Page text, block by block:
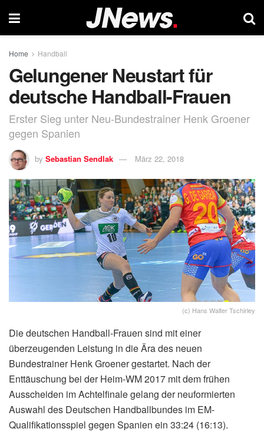
Home Handball
Gelungener Neustart für
deutsche Handball-Frauen
Erster Sieg unter Neu-Bundestrainer Henk Groener
gegen Spanien
by Sebastian Sendlak März 22, 2018
(c) Hans Walter Tschirley
Die deutschen Handball-Frauen sind mit einer
überzeugenden Leistung in die Ära des neuen
Bundestrainer Henk Groener gestartet. Nach der
Enttäuschung bei der Heim-WM 2017 mit dem frühen
Ausscheiden im Achtelfinale gelang der neuformierten
Auswahl des Deutschen Handballbundes im EM-
Qualifikationsspiel gegen Spanien ein 33:24 (16:13).